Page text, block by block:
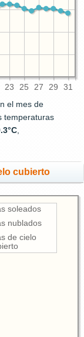
23 25 27 29 31
el mes de
temperaturas
,
cubierto
soleados
nublados
de cielo